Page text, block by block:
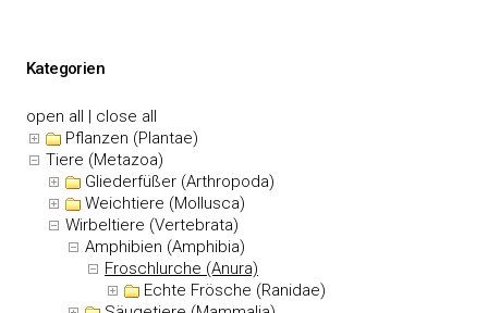
Kategorien
open all | close all
Pflanzen (Plantae)
Tiere (Metazoa)
Gliederfüßer (Arthropoda)
Weichtiere (Mollusca)
Wirbeltiere (Vertebrata)
Amphibien (Amphibia)
Froschlurche (Anura)
Echte Frösche (Ranidae)